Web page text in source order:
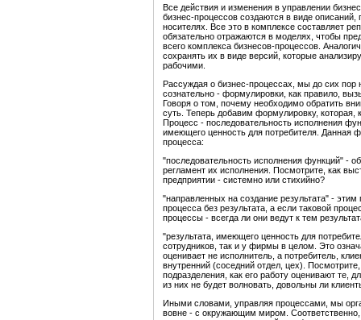
Все действия и изменения в управлении
бизнес-процессов создаются в виде
носителях. Все это в комплексе составляет
обязательно отражаются в моделях, чтобы
всего комплекса бизнесов-процессов.
сохранять их в виде версий, которые
рабочими.
Рассуждая о бизнес-процессах, мы до сих пор
сознательно - формулировки, как правило,
Говоря о том, почему необходимо обратить
суть. Теперь добавим формулировку, которая,
Процесс - последовательность исполнения
имеющего ценность для потребителя. Данная
процесса:
"последовательность исполнения функций" -
регламент их исполнения. Посмотрите, как
предприятии - системно или стихийно?
"направленных на создание результата" -
процесса без результата, а если таковой
процессы - всегда ли они ведут к тем
"результата, имеющего ценность для
сотрудников, так и у фирмы в целом. Это
оценивает не исполнитель, а потребитель,
внутренний (соседний отдел, цех).
подразделения, как его работу оценивают те,
из них не будет волновать, довольны ли
Иными словами, управляя процессами, мы
вовне - с окружающим миром. Соответственно,